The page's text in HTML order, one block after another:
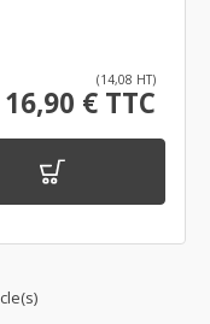
(14,08 HT)
16,90 € TTC